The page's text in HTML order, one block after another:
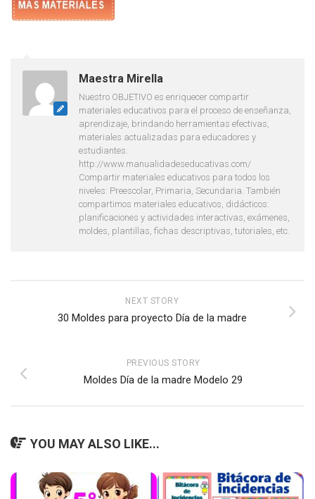
Maestra Mirella
Nuestro OBJETIVO es enriquecer compartir
materiales educativos para el proceso de enseñanza,
aprendizaje, brindando herramientas efectivas,
materiales actualizadas para educadores y
estudiantes.
http://www.manualidadeseducativas.com/
Compartir materiales educativos para todos los
niveles: Preescolar, Primaria, Secundaria. También
compartimos materiales educativos, didácticos:
planificaciones y actividades interactivas, exámenes,
moldes, plantillas, fichas descriptivas, tutoriales, etc.
NEXT STORY
30 Moldes para proyecto Día de la madre
PREVIOUS STORY
Moldes Día de la madre Modelo 29
YOU MAY ALSO LIKE...